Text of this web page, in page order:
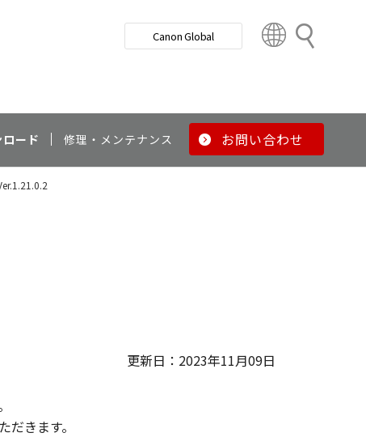
検
Canon Global
t
y
ード 修理・メンテナンス お問い合わせ
更新日：2023年11月09日
きます。